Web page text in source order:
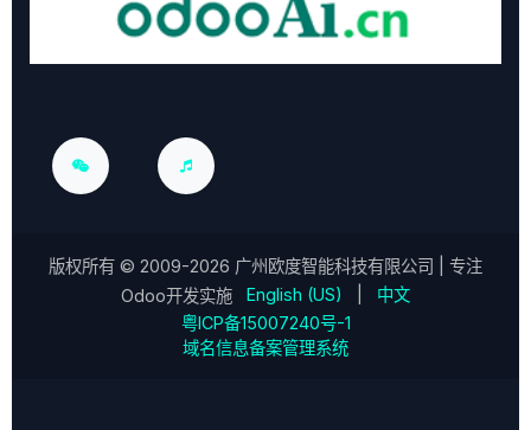
版权所有 © 2009-2026 广州欧度智能科技有限公司
| 专注
Odoo开发实施
English (US)
中文
粤ICP备15007240号-1
域名信息备案管理系统